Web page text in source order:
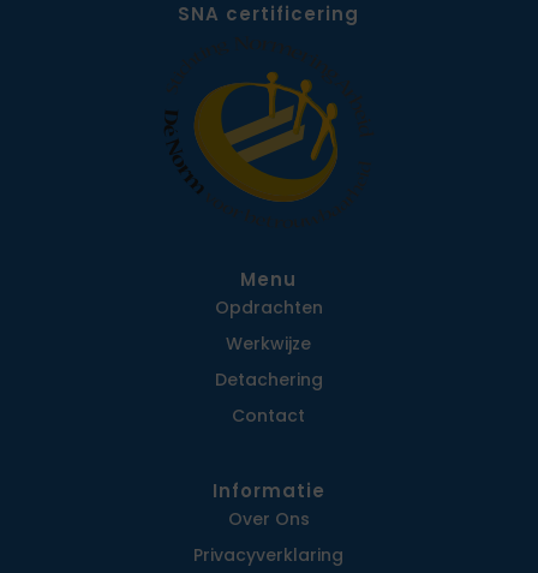
SNA certificering
Menu
Opdrachten
Werkwijze
Detachering
Contact
Informatie
Over Ons
Privacy­verklaring